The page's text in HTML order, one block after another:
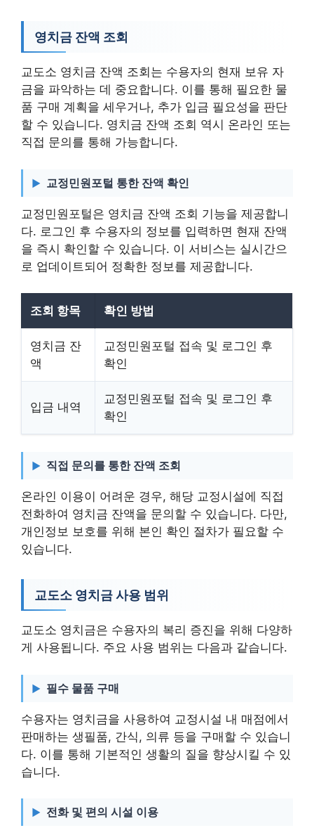
영치금 잔액 조회
교도소 영치금 잔액 조회는 수용자의 현재 보유 자
금을 파악하는 데 중요합니다. 이를 통해 필요한 물
품 구매 계획을 세우거나, 추가 입금 필요성을 판단
할 수 있습니다. 영치금 잔액 조회 역시 온라인 또는
직접 문의를 통해 가능합니다.
교정민원포털 통한 잔액 확인
교정민원포털은 영치금 잔액 조회 기능을 제공합니
다. 로그인 후 수용자의 정보를 입력하면 현재 잔액
을 즉시 확인할 수 있습니다. 이 서비스는 실시간으
로 업데이트되어 정확한 정보를 제공합니다.
조회 항목 확인 방법
영치금 잔
액
교정민원포털 접속 및 로그인 후
확인
입금 내역
교정민원포털 접속 및 로그인 후
확인
직접 문의를 통한 잔액 조회
온라인 이용이 어려운 경우, 해당 교정시설에 직접
전화하여 영치금 잔액을 문의할 수 있습니다. 다만,
개인정보 보호를 위해 본인 확인 절차가 필요할 수
있습니다.
교도소 영치금 사용 범위
교도소 영치금은 수용자의 복리 증진을 위해 다양하
게 사용됩니다. 주요 사용 범위는 다음과 같습니다.
필수 물품 구매
수용자는 영치금을 사용하여 교정시설 내 매점에서
판매하는 생필품, 간식, 의류 등을 구매할 수 있습니
다. 이를 통해 기본적인 생활의 질을 향상시킬 수 있
습니다.
전화 및 편의 시설 이용